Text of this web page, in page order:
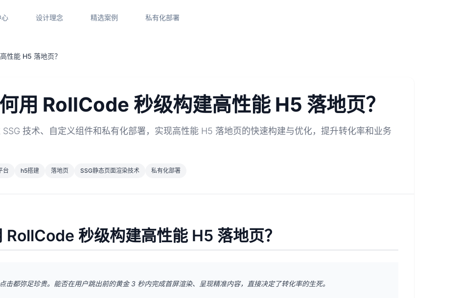
心 设计理念 精选案例 私有化部署
性能 H5 落地页？
用 RollCode 秒级构建高性能 H5 落地页？
技术、自定义组件和私有化部署，实现高性能 H5 落地页的快速构建与优化，提升转化率和业务
台 h5搭建 落地页 SSG静态页面渲染技术 私有化部署
秒级构建高性能 H5 落地页？
击都弥足珍贵。能否在用户跳出前的黄金 3 秒内完成首屏渲染、呈现精准内容，直接决定了转化率的生死。